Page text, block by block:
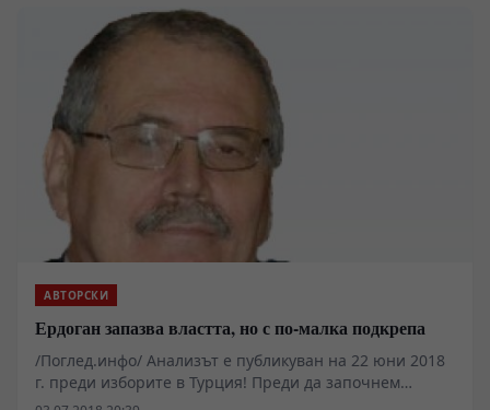
АВТОРСКИ
Ердоган запазва властта, но с по-малка подкрепа
/Поглед.инфо/ Анализът е публикуван на 22 юни 2018
г. преди изборите в Турция! Преди да започнем
разговора за Турция, дни преди извънредните